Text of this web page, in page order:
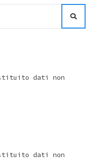
dati non
dati non